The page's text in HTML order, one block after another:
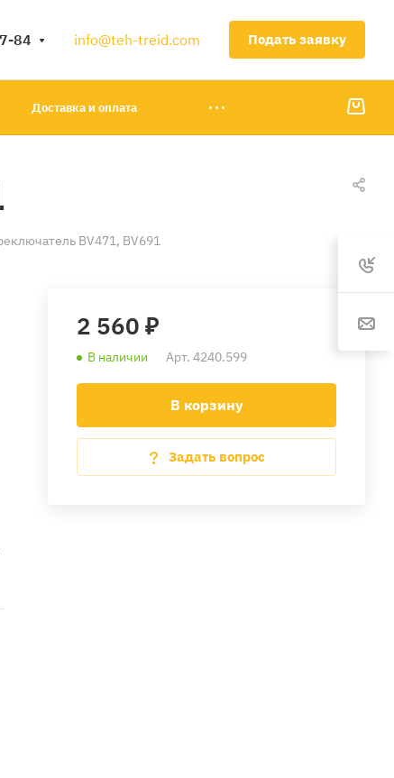
84 info@teh-treid.com Подать заявку
Доставка и оплата
BV471, BV691
2 560 ₽
В наличии Арт. 4240.599
В корзину
Задать вопрос